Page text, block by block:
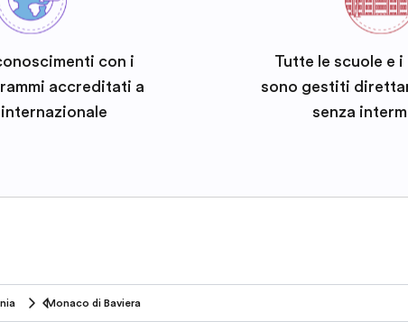
con i
accreditati a
Tutte le scuole e
sono gestiti
senza
Monaco di Baviera